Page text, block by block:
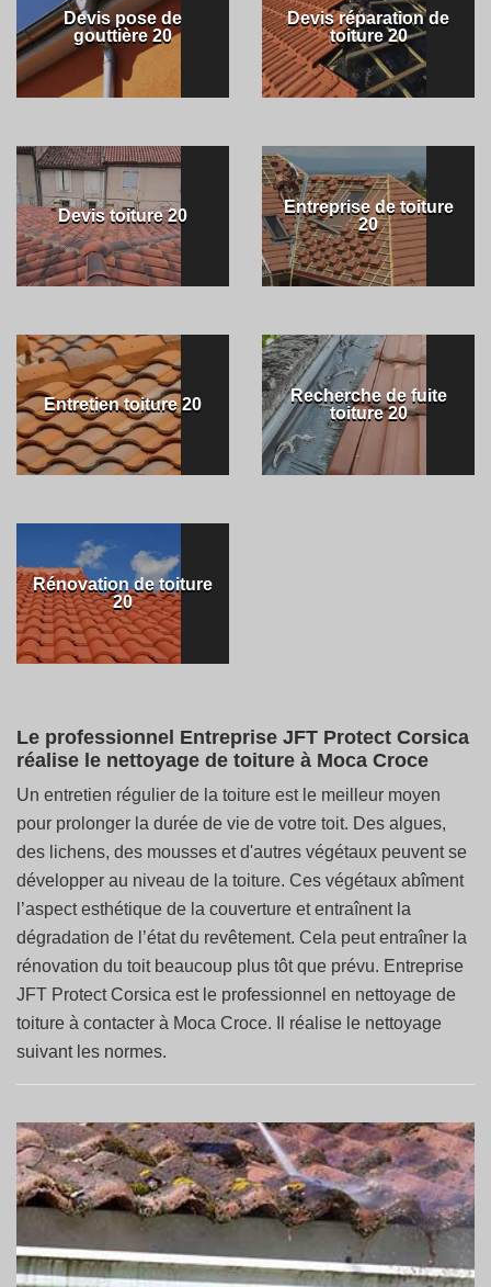
Devis pose de
gouttière 20
Devis réparation de
toiture 20
Devis toiture 20
Entreprise de toiture
20
Entretien toiture 20
Recherche de fuite
toiture 20
Rénovation de toiture
20
Le professionnel Entreprise JFT Protect Corsica
réalise le nettoyage de toiture à Moca Croce
Un entretien régulier de la toiture est le meilleur moyen
pour prolonger la durée de vie de votre toit. Des algues,
des lichens, des mousses et d'autres végétaux peuvent se
développer au niveau de la toiture. Ces végétaux abîment
l’aspect esthétique de la couverture et entraînent la
dégradation de l’état du revêtement. Cela peut entraîner la
rénovation du toit beaucoup plus tôt que prévu. Entreprise
JFT Protect Corsica est le professionnel en nettoyage de
toiture à contacter à Moca Croce. Il réalise le nettoyage
suivant les normes.